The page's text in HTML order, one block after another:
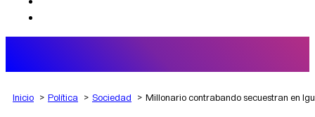
Inicio Política Sociedad Millonario contrabando secuestran en